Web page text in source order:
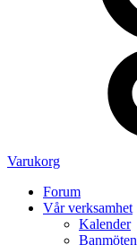
Varukorg
Forum
Vår verksamhet
Kalender
Banmöten